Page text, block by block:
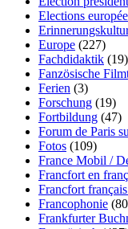
Elections
Europe (227)
Fachdidaktik (19)
Fanzösische
Ferien (3)
Forschung (19)
Fortbildung (47)
Forum de Paris
Fotos (109)
France Mobil /
Francfort en
Francfort
Francophonie
Frankfurter